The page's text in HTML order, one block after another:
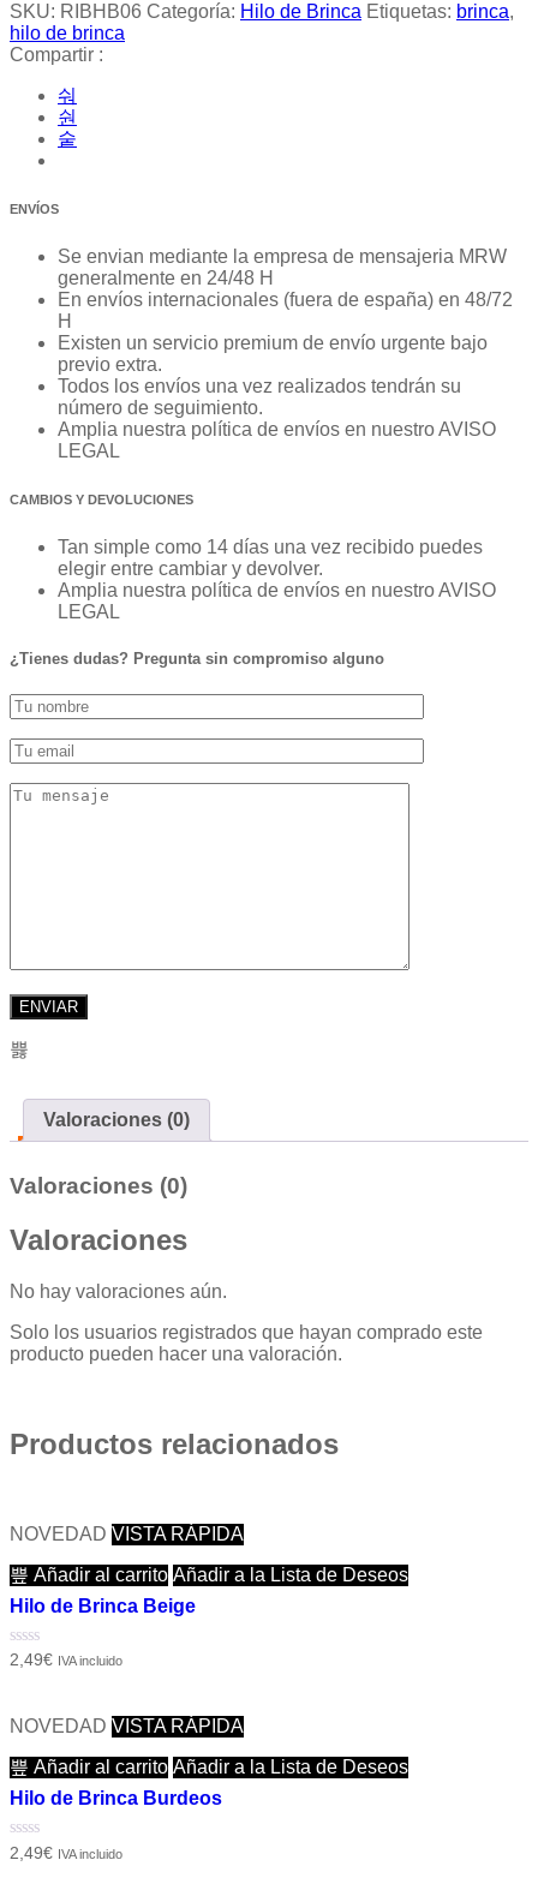
SKU: RIBHB06 Categoría: Hilo de Brinca Etiquetas: brinca,
hilo de brinca
Compartir :
ENVÍOS
Se envian mediante la empresa de mensajeria MRW
generalmente en 24/48 H
En envíos internacionales (fuera de españa) en 48/72
H
Existen un servicio premium de envío urgente bajo
previo extra.
Todos los envíos una vez realizados tendrán su
número de seguimiento.
Amplia nuestra política de envíos en nuestro AVISO
LEGAL
CAMBIOS Y DEVOLUCIONES
Tan simple como 14 días una vez recibido puedes
elegir entre cambiar y devolver.
Amplia nuestra política de envíos en nuestro AVISO
LEGAL
¿Tienes dudas? Pregunta sin compromiso alguno
Valoraciones (0)
Valoraciones (0)
Valoraciones
No hay valoraciones aún.
Solo los usuarios registrados que hayan comprado este
producto pueden hacer una valoración.
Productos relacionados
NOVEDAD VISTA RÁPIDA
Añadir al carrito Añadir a la Lista de Deseos
Hilo de Brinca Beige
Valorado
5
2,49€ IVA incluido
NOVEDAD VISTA RÁPIDA
Añadir al carrito Añadir a la Lista de Deseos
Hilo de Brinca Burdeos
Valorado
2,49€ IVA incluido